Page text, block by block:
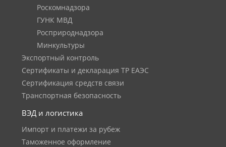
Роскомнадзора
ГУНК МВД
Росприроднадзора
Минкультуры
Экспортный контроль
Сертификаты и декларация ТР ЕАЭС
Сертификация средств связи
Транспортная безопасность
ВЭД и логистика
Импорт и платежи за рубеж
Таможенное оформление